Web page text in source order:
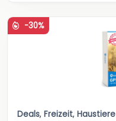
-30%
Deals, Freizeit, Haustiere